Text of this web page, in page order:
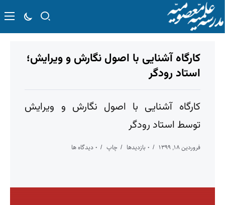
کارگاه آشنایی با اصول نگارش و ویرایش؛
استاد رودگر
کارگاه آشنایی با اصول نگارش و ویرایش
توسط استاد رودگر
فروردین ۱۸, ۱۳۹۹ ۰ بازدیدها چاپ ۰ دیدگاه ها